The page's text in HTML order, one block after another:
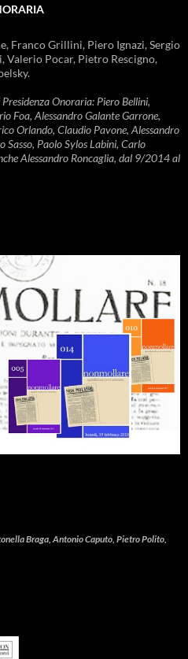
Franco Grillini, Piero Ignazi, Sergio
Pocar, Pietro Rescigno,
Onoraria: Piero Bellini,
Foa, Alessandro Galante Garrone,
Orlando, Claudio Pavone, Alessandro
Sasso, Paolo Sylos Labini, Carlo
Alessandro Roncaglia, dal 9/2014 al
Braga, Antonio Caputo, Pietro Polito,